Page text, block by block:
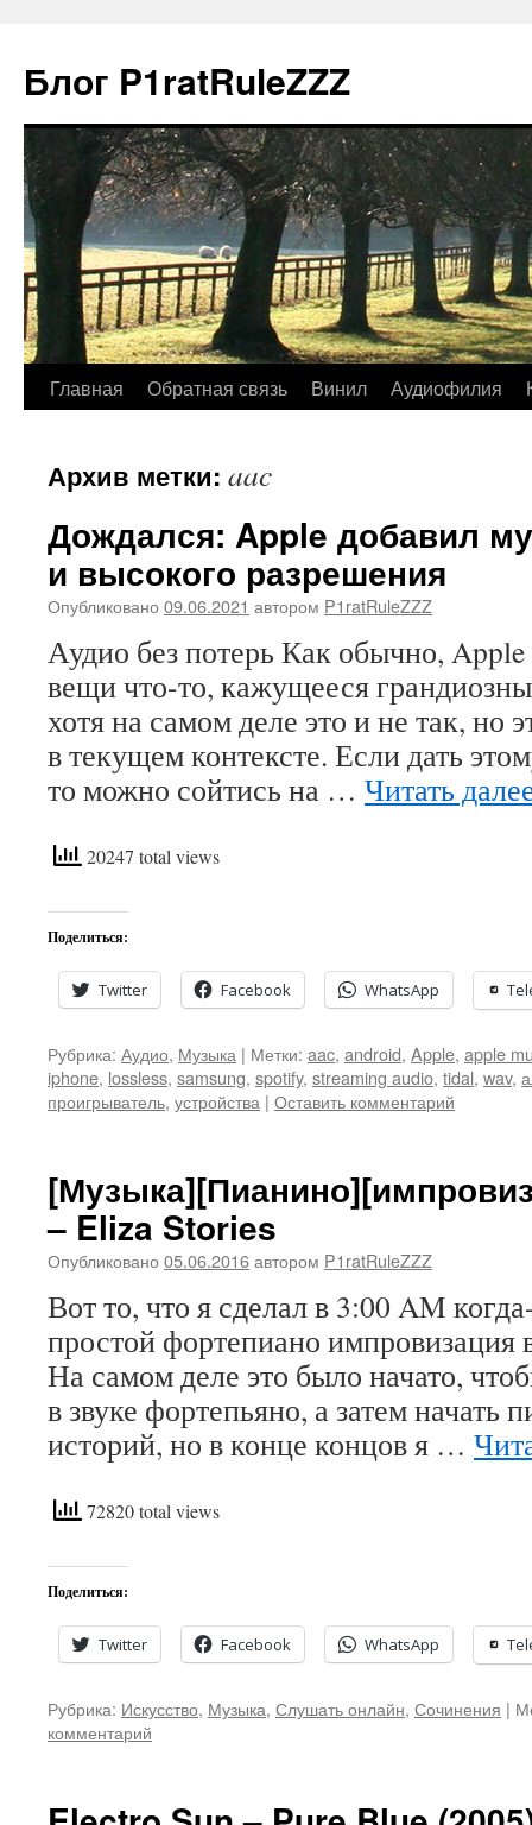
Блог P1ratRuleZZZ
Главная Обратная связь Винил Аудиофилия
Архив метки: aac
Дождался: Apple добавил
и высокого разрешения
Опубликовано 09.06.2021 автором P1ratRuleZZZ
Аудио без потерь Как обычно,
вещи что-то, кажущееся
хотя на самом деле это и не так, но
в текущем контексте. Если дать
то можно сойтись на … Читать
20247 total views
Поделиться:
Twitter Facebook WhatsApp
Рубрика: Аудио, Музыка | Метки: aac, android, Apple, apple
iphone, lossless, samsung, spotify, streaming audio, tidal, wav,
проигрыватель, устройства | Оставить комментарий
– Eliza Stories
Опубликовано 05.06.2016автором P1ratRuleZZZ
Вот то, что я сделал в 3:00 AM
простой фортепиано импровизация
На самом деле это было начато,
в звуке фортепьяно, а затем начать
историй, но в конце концов я …
72820 total views
Поделиться:
Twitter Facebook WhatsApp
Рубрика: Искусство, Музыка, Слушать онлайн, Сочинения |
комментарий